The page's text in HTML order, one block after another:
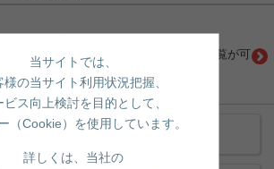
こちらの物件は無料会員登録により閲覧が可
能になります。
近くの賃貸物件をもっと見る
当サイトでは、
様の当サイト利用状況把握、
ビス向上検討を目的として、
（Cookie）を使用しています。
詳しくは、当社の